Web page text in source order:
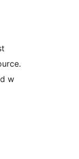
w